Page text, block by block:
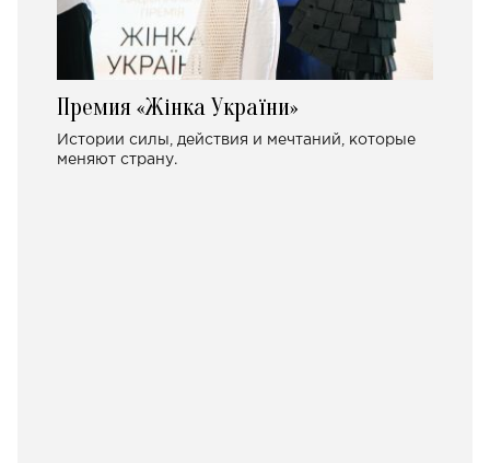
Премия «Жінка України»
Истории силы, действия и мечтаний, которые
меняют страну.